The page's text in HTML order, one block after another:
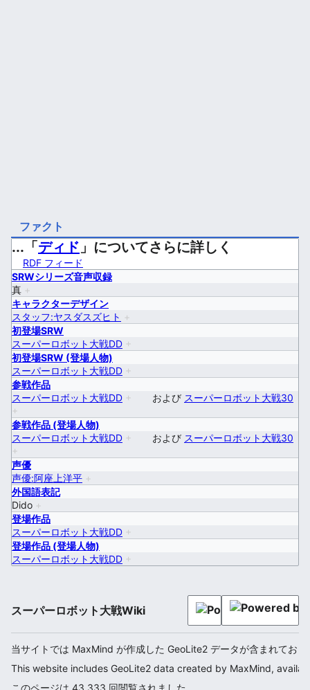
ファクト
...「ディド 」についてさらに詳しく
RDF フィード
SRWシリーズ音声収録
真 +
キャラクターデザイン
スタッフ:ヤスダスズヒト
+
初登場SRW
スーパーロボット大戦DD +
初登場SRW (登場人物)
スーパーロボット大戦DD +
参戦作品
スーパーロボット大戦DD + および スーパーロボット大戦30
+
参戦作品 (登場人物)
スーパーロボット大戦DD + および スーパーロボット大戦30
+
声優
声優:阿座上洋平 +
外国語表記
Dido +
登場作品
スーパーロボット大戦DD +
登場作品 (登場人物)
スーパーロボット大戦DD +
スーパーロボット大戦Wiki
当サイトでは MaxMind が作成した GeoLite2 データが含まれてお
This website includes GeoLite2 data created by MaxMind,
このページは 43,333 回閲覧されました。